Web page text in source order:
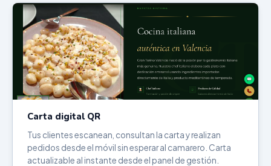
Carta digital QR
Tus clientes escanean, consultan la carta y realizan
pedidos desde el móvil sin esperar al camarero. Carta
actualizable al instante desde el panel de gestión.